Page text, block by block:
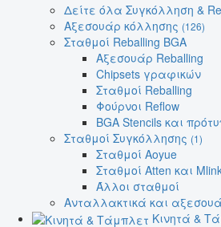
Δείτε όλα Συγκόλληση &
Αξεσουάρ κόλλησης (126)
Σταθμοί Reballing BGA
Αξεσουάρ Reballing
Chipsets γραφικών
Σταθμοί Reballing
Φούρνοι Reflow
BGA Stencils και
Σταθμοί Συγκόλλησης (1)
Σταθμοί Aoyue
Σταθμοί Atten και
Άλλοι σταθμοί
Ανταλλακτικά και
Κινητά &